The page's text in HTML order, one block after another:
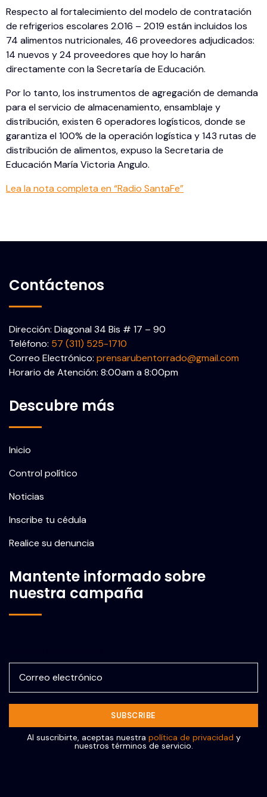
Respecto al fortalecimiento del modelo de contratación
de refrigerios escolares 2.016 – 2019 están incluidos los
74 alimentos nutricionales, 46 proveedores adjudicados:
14 nuevos y 24 proveedores que hoy lo harán
directamente con la Secretaría de Educación.
Por lo tanto, los instrumentos de agregación de demanda
para el servicio de almacenamiento, ensamblaje y
distribución, existen 6 operadores logísticos, donde se
garantiza el 100% de la operación logística y 143 rutas de
distribución de alimentos, expuso la Secretaria de
Educación María Victoria Angulo.
Lea la nota completa en “Radio SantaFe”
Contáctenos
Dirección: Diagonal 34 Bis # 17 – 90
Teléfono: 57 (311) 525-1710
Correo Electrónico: prensarubentorrado@gmail.com
Horario de Atención: 8:00am a 8:00pm
Descubre más
Inicio
Control político
Noticias
Inscribe tu cédula
Realice su denuncia
Mantente informado sobre
nuestra campaña
Al suscribirte, aceptas nuestra política de privacidad y
nuestros términos de servicio.